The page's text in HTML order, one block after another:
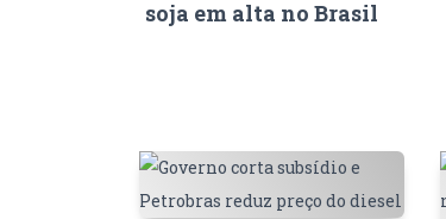
soja em alta no Brasil